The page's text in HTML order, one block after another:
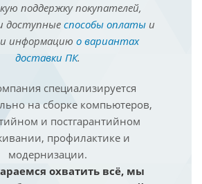
поддержку покупателей,
доступныеспособы оплатыи
информацию о вариантах
доставки ПК.
специализируется
на сборке компьютеров,
и постгарантийном
профилактике и
модернизации.
охватить всё, мы